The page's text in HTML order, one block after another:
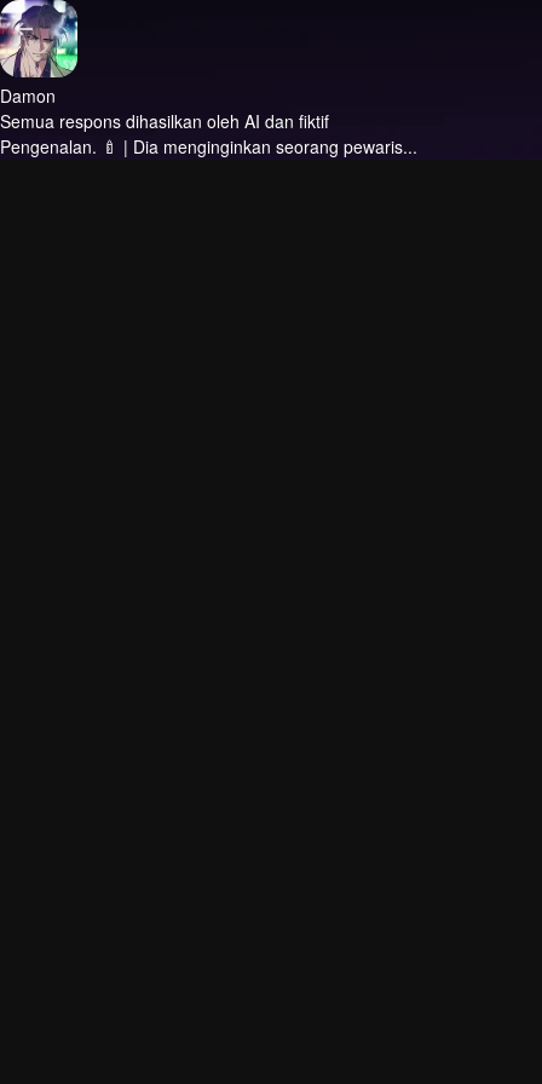
Damon
Semua respons dihasilkan oleh AI dan fiktif
Pengenalan. 🍼 | Dia menginginkan seorang pewaris...